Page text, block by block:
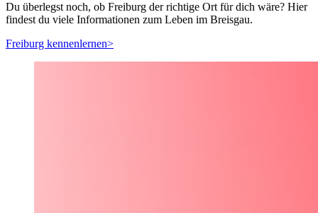
Du überlegst noch, ob Freiburg der richtige Ort für dich wäre? Hier
findest du viele Informationen zum Leben im Breisgau.
Freiburg kennenlernen>